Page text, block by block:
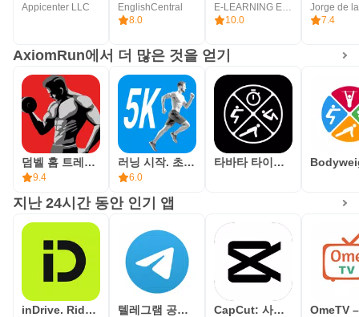
Appicenter LLC
EnglishCentral
8.0
10.0
Jorge de
7.4
AxiomRun에서 더 많은 것을 얻기
덤벨 홈 트레이닝
9.4
러닝 시작. 초보자를 위한 달리기
6.0
타바타 타이머. 홈 인터벌 트레이닝
지난 24시간 동안 인기 앱
inDrive. Rides with fair fares 텔레그램 공식 앱 Telegram CapCut: 사진 및 동영상 에디터